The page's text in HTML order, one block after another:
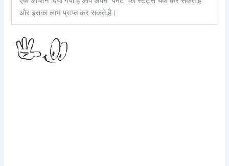
और इसका लाभ प्राप्त कर सकते है।